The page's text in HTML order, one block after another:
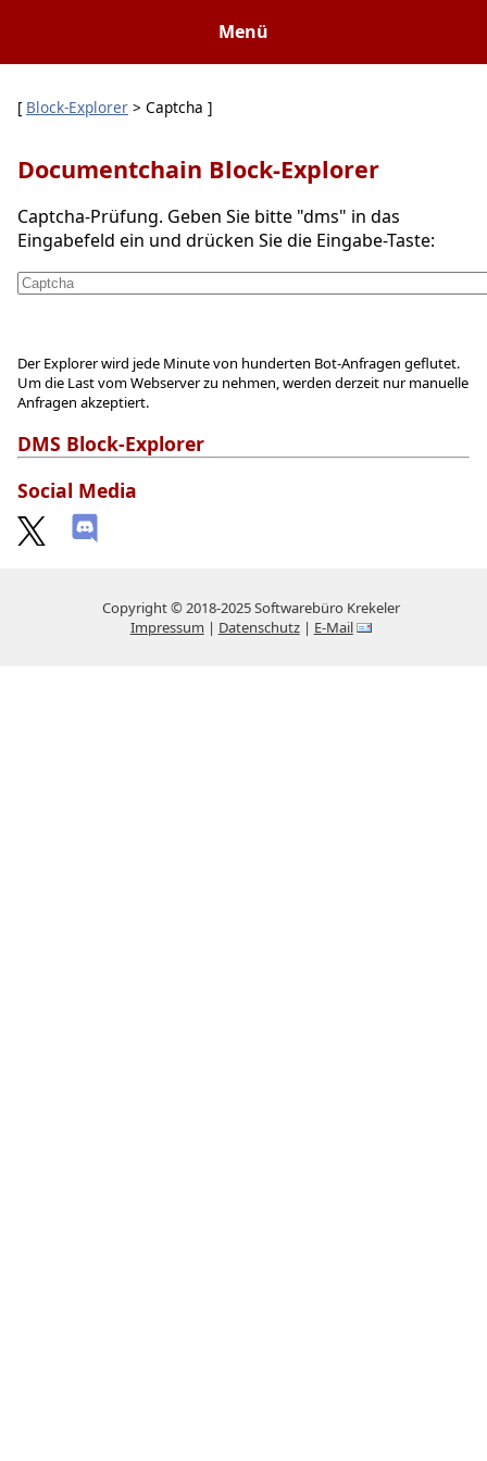
Menü
[ Block-Explorer > Captcha ]
Documentchain Block-Explorer
Captcha-Prüfung. Geben Sie bitte "dms" in das
Eingabefeld ein und drücken Sie die Eingabe-Taste:
Der Explorer wird jede Minute von hunderten Bot-Anfragen geflutet.
Um die Last vom Webserver zu nehmen, werden derzeit nur manuelle
Anfragen akzeptiert.
DMS Block-Explorer
Social Media
Copyright © 2018-2025 Softwarebüro Krekeler
Impressum | Datenschutz| E-Mail